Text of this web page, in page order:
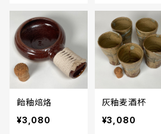
飴釉焙烙
¥3,080
灰釉麦酒杯
¥3,080